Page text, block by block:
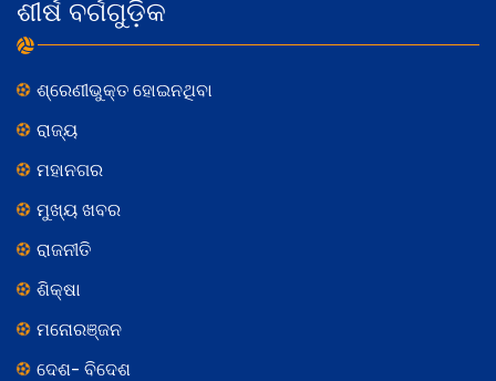
ଶୀର୍ଷ ବର୍ଗଗୁଡ଼ିକ
ଶ୍ରେଣୀଭୁକ୍ତ ହୋଇନଥିବା
ରାଜ୍ୟ
ମହାନଗର
ମୁଖ୍ୟ ଖବର
ରାଜନୀତି
ଶିକ୍ଷା
ମନୋରଞ୍ଜନ
ଦେଶ- ବିଦେଶ